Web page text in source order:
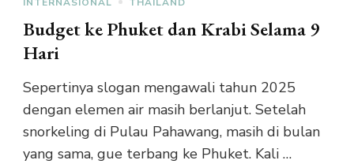
Budget ke Phuket dan Krabi Selama 9
Hari
Sepertinya slogan mengawali tahun 2025
dengan elemen air masih berlanjut. Setelah
snorkeling di Pulau Pahawang, masih di bulan
yang sama, gue terbang ke Phuket. Kali …